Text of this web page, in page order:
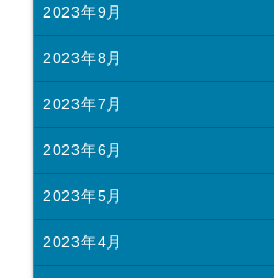
2023年9月
2023年8月
2023年7月
2023年6月
2023年5月
2023年4月